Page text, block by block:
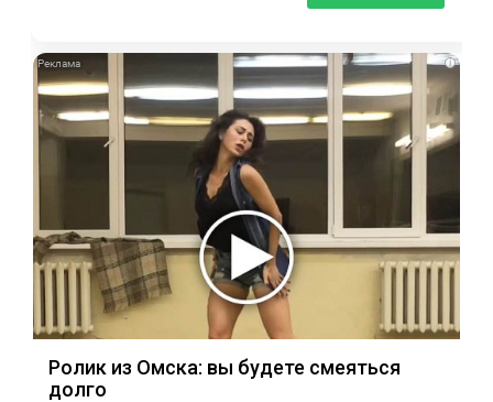
i
Ролик из Омска: вы будете смеяться
долго